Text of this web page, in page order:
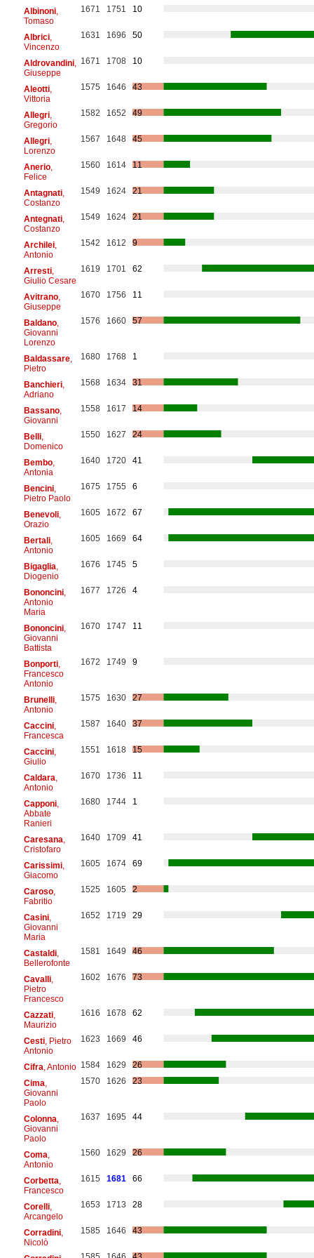
Albinoni,
Tomaso
1671 1751 10
Albrici,
Vincenzo
1631 1696 50
Aldrovandini,
Giuseppe
1671 1708 10
Aleotti,
Vittoria
1575 1646 43
Allegri,
Gregorio
1582 1652 49
Allegri,
Lorenzo
1567 1648 45
Anerio,
Felice
1560 1614 11
Antagnati,
Costanzo
1549 1624 21
Antegnati,
Costanzo
1549 1624 21
Archilei,
Antonio
1542 1612 9
Arresti,
Giulio Cesare
1619 1701 62
Avitrano,
Giuseppe
1670 1756 11
Baldano,
Giovanni
Lorenzo
1576 1660 57
Baldassare,
Pietro
1680 1768 1
Banchieri,
Adriano
1568 1634 31
Bassano,
Giovanni
1558 1617 14
Belli,
Domenico
1550 1627 24
Bembo,
Antonia
1640 1720 41
Bencini,
Pietro Paolo
1675 1755 6
Benevoli,
Orazio
1605 1672 67
Bertali,
Antonio
1605 1669 64
Bigaglia
Diogenio
1676 1745 5
Bononcini,
Antonio
Maria
1677 1726 4
Bononcini,
Giovanni
Battista
1670 1747 11
Bonporti,
Francesco
Antonio
1672 1749 9
Brunelli,
Antonio
1575 1630 27
Caccini,
Francesca
1587 1640 37
Caccini,
Giulio
1551 1618 15
Caldara
Antonio
1670 1736 11
Capponi,
Abbate
Ranieri
1680 1744 1
Caresana
Cristofaro
1640 1709 41
Carissimi,
Giacomo
1605 1674 69
Caroso,
Fabritio
1525 1605 2
Casini,
Giovanni
Maria
1652 1719 29
Castaldi,
Bellerofonte
1581 1649 46
Cavalli,
Pietro
Francesco
1602 1676 73
Cazzati,
Maurizio
1616 1678 62
Cesti, Pietro
Antonio
1623 1669 46
Cifra , Antonio 1584 1629
26
Cima
Giovanni
Paolo
1570 1626 23
Colonna
Giovanni
Paolo
1637 1695 44
Coma
Antonio
1560 1629 26
Corbetta
Francesco
1615 1681 66
Corelli,
Arcangelo
1653 1713 28
Corradini,
Nicolò
1585 1646 43